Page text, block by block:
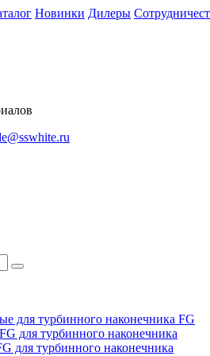
Новинки Дилеры
для турбинного наконечника FG
для турбинного наконечника
для турбинного наконечника